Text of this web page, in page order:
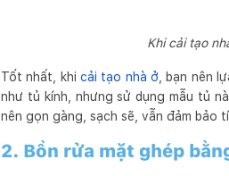
Khi cải tạo
Tốt nhất, khicải tạo nhà ở , bạn nên
như tủ kính, nhưng sử dụng mẫu tủ
nên gọn gàng, sạch sẽ, vẫn đảm bảo
2. Bồn rửa mặt ghép